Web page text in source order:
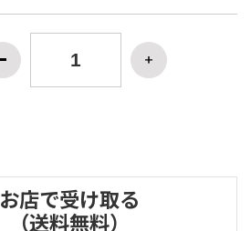
お店で受け取る
（送料無料）